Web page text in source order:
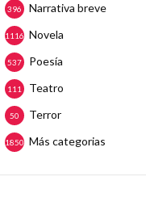
Narrativa breve
396
Novela
1116
Poesía
537
Teatro
111
Terror
50
Más categorias
1850